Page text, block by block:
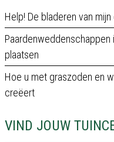
Help! De bladeren van
plaatsen
Hoe u met graszoden en
creëert
VIND JOUW